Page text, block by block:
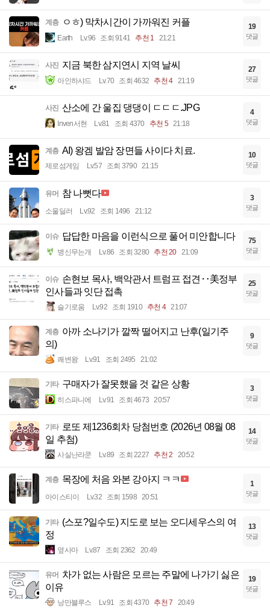
계층 ㅇㅎ) 막차시간이 가까워진 커플
Earth Lv.96 조회 9141 추천 1 21:21
19
댓글
사진 지금 북한 삼지연시 지역 날씨
아인하샤드 Lv.70 조회 4632 추천 4 21:19
27
댓글
사진 산소에 간 울집 댕댕이 ㄷㄷㄷ.JPG
Inven서현 Lv.81 조회 4370 추천 5 21:18
4
댓글
계층 AI) 왕겜 발암 장면들 사이다 치료.
제로섬게임 Lv.57 조회 3790 21:15
10
댓글
유머 참 나뻣다
소울딜러 Lv.92 조회 1496 21:12
3
댓글
이슈 답답한 마음을 이런식으로 풀어 미안합니다
병신무는개 Lv.86 조회 3280 추천 20 21:09
75
댓글
이슈 손현보 목사, 백악관서 트럼프 접견‥美정부
인사들과 잇단 접촉
슬기로움 Lv.92 조회 1910 추천 4 21:07
25
댓글
계층 아까 소나기가 깔짝 떨어지고 난후(일기주
의)
쾌변왕 Lv.91 조회 2495 21:02
9
댓글
기타 구매자가 잘못했을 것 같은 상황
히스파니에 Lv.91 조회 4673 20:57
3
댓글
기타 로또 제1236회차 당첨번호 (2026년 08월 08
일 추첨)
사실난라쿤 Lv.89 조회 2227 추천 2 20:52
14
댓글
계층 목장에 처음 와본 강아지 ㅋㅋ
아이스티이 Lv.32 조회 1598 20:51
1
댓글
기타 (스포?일수도) 지도로 보는 오디세우스의 여
정
옆사마 Lv.87 조회 2362 20:49
13
댓글
유머 차가 없는 사람은 모르는 주말에 나가기 싫은
이유
낭만블루스 Lv.91 조회 4370 추천 7 20:49
19
댓글